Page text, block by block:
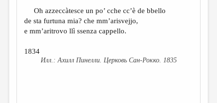
Oh azzeccàtesce un po’ cche cc’è de bbello
de sta furtuna mia? che mm’arisvejjo,
e mm’aritrovo llì ssenza cappello.
1834
Ахилл Пинелли. Церковь Сан-Рокко. 1835